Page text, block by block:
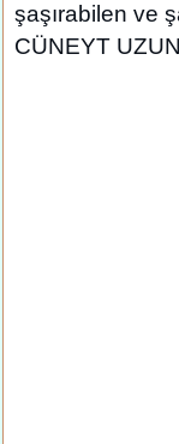
şaşırabilen ve
CÜNEYT